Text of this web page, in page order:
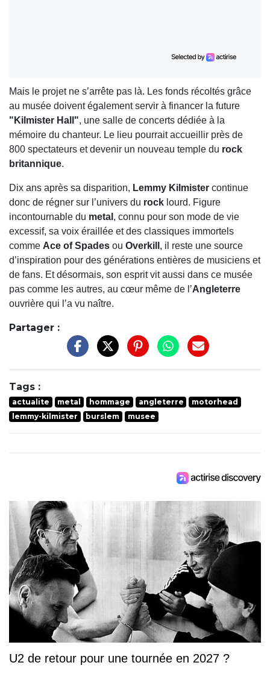
Mais le projet ne s’arrête pas là. Les fonds récoltés grâce
au musée doivent également servir à financer la future
"Kilmister Hall", une salle de concerts dédiée à la
mémoire du chanteur. Le lieu pourrait accueillir près de
800 spectateurs et devenir un nouveau temple du rock
britannique.
Dix ans après sa disparition, Lemmy Kilmister continue
donc de régner sur l’univers du rock lourd. Figure
incontournable du metal , connu pour son mode de vie
excessif, sa voix éraillée et des classiques immortels
comme Ace of Spades ou Overkill , il reste une source
d’inspiration pour des générations entières de musiciens et
de fans. Et désormais, son esprit vit aussi dans ce musée
pas comme les autres, au cœur même de l’Angleterre
ouvrière qui l’a vu naître.
Partager :
Tags :
actualite metal hommage angleterre
motorhead
lemmy-kilmister
burslem musee
U2 de retour pour une tournée en 2027 ?